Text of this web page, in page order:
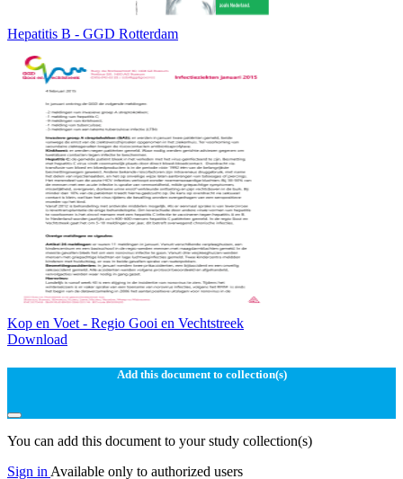
Hepatitis B - GGD Rotterdam
Kop en Voet - Regio Gooi en Vechtstreek
Download
Add this document to collection(s)
You can add this document to your study collection(s)
Sign in Available only to authorized users